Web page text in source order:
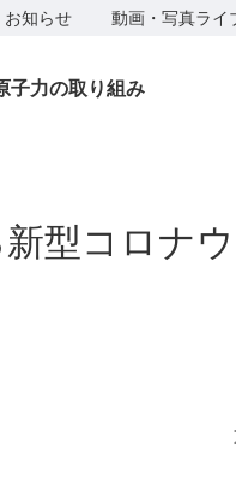
お知らせ 動画・写真ライ
子力の取り組み
型コロナ